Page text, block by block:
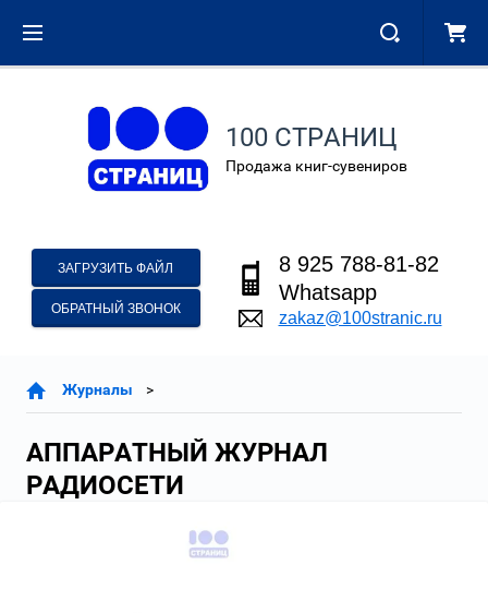
100 СТРАНИЦ
Продажа книг-сувениров
ЗАГРУЗИТЬ ФАЙЛ
ОБРАТНЫЙ ЗВОНОК
8 925 788-81-82
Whatsapp
zakaz@100stranic.ru
Журналы
АППАРАТНЫЙ ЖУРНАЛ
РАДИОСЕТИ